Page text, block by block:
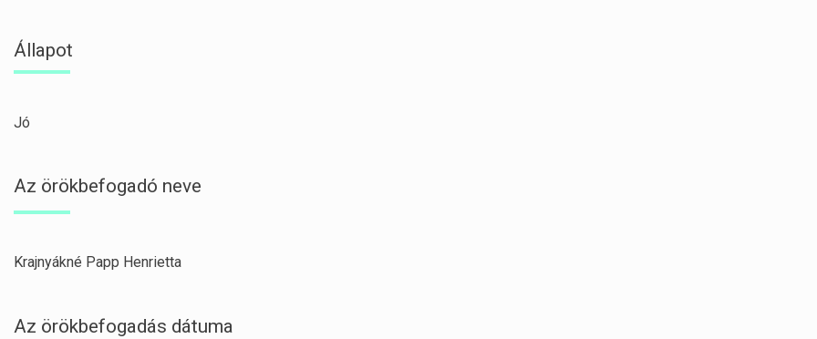
Állapot
Jó
Az örökbefogadó neve
Krajnyákné Papp Henrietta
Az örökbefogadás dátuma